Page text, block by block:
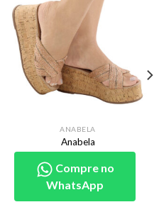
ANABELA
Anabela
Compre no
WhatsApp